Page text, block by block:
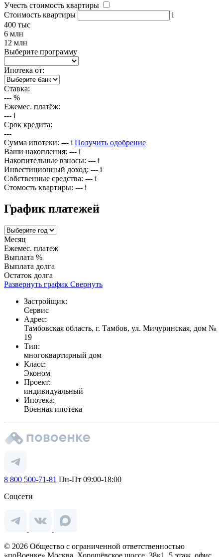
Учесть стоимость квартиры
Стоимость квартиры
i
400 тыс
6 млн
12 млн
Выберите программу
Ипотека от:
Ставка:
--- %
Ежемес. платёж:
--- i
Срок кредита:
---
Сумма ипотеки: --- i Получить одобрение
Ваши накопления: --- i
Накопительные взносы: --- i
Инвестиционный доход: --- i
Собственные средства: --- i
Стомость квартиры: --- i
График платежей
Месяц
Ежемес. платеж
Выплата %
Выплата долга
Остаток долга
Развернуть график Свернуть
Застройщик:
Сервис
Адрес:
Тамбовская область, г. Тамбов, ул. Мичуринская, дом №
19
Тип:
многоквартирный дом
Класс:
Эконом
Проект:
индивидуальный
Ипотека:
Военная ипотека
8 800 500-71-81 Пн-Пт 09:00-18:00
Соцсети
© 2026 Общество с ограниченной ответственностью
«поВоенке» Москва, Хорошёвское шоссе, 38к1, 5 этаж, офис